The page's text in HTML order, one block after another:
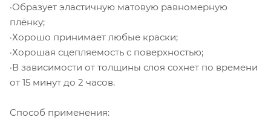
·Образует эластичную матовую равномерную
плёнку;
·Хорошо принимает любые краски;
·Хорошая сцепляемость с поверхностью;
·В зависимости от толщины слоя сохнет по времени
от 15 минут до 2 часов.
Способ применения: